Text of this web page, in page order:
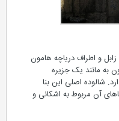
و اطراف دریاچه هامون
به مانند یک جزیره
اصلی این بنا
آن مربوط به اشکانی و